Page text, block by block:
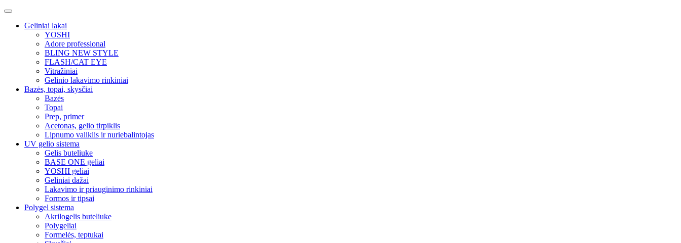
Geliniai lakai
YOSHI
Adore professional
BLING NEW STYLE
FLASH/CAT EYE
Vitražiniai
Gelinio lakavimo rinkiniai
Bazės, topai, skysčiai
Bazės
Topai
Prep, primer
Acetonas, gelio tirpiklis
Lipnumo valiklis ir nuriebalintojas
UV gelio sistema
Gelis buteliuke
BASE ONE geliai
YOSHI geliai
Geliniai dažai
Lakavimo ir priauginimo rinkiniai
Formos ir tipsai
Polygel sistema
Akrilogelis buteliuke
Polygeliai
Formelės, teptukai